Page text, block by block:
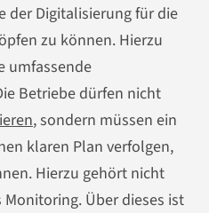
der Digitalisierung für die
zu können. Hierzu
umfassende
Betriebe dürfen nicht
, sondern müssen ein
klaren Plan verfolgen,
Hierzu gehört nicht
Über dieses ist